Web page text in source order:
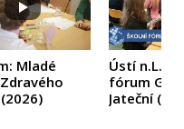
Mladé
(2026)
Ústí n.L.:
fórum
Jateční